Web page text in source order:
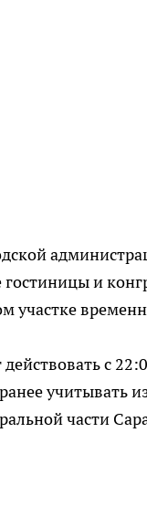
и
участке
с
части